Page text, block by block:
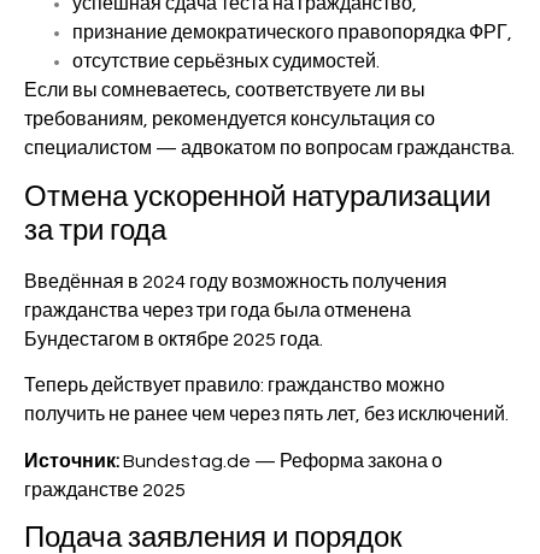
успешная сдача теста на гражданство,
признание демократического правопорядка ФРГ,
отсутствие серьёзных судимостей.
Если вы сомневаетесь, соответствуете ли вы
требованиям, рекомендуется консультация со
специалистом — адвокатом по вопросам гражданства.
Отмена ускоренной натурализации
за три года
Введённая в 2024 году возможность получения
гражданства через три года была отменена
Бундестагом в октябре 2025 года.
Теперь действует правило: гражданство можно
получить не ранее чем через пять лет, без исключений.
Источник:Bundestag.de — Реформа закона о
гражданстве 2025
Подача заявления и порядок